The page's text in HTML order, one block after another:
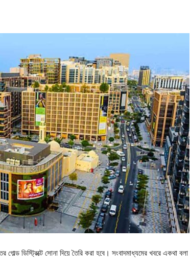
গোল্ড ডিস্ট্রিক্টে সোনা দিয়ে তৈরি করা হবে। সংবাদমাধ্যমের খবরে একথা বলা